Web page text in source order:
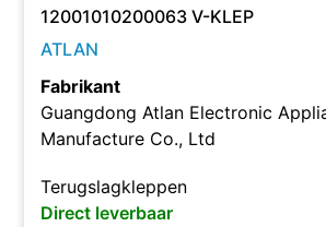
12001010200063 V-KLEP
ATLAN
Fabrikant
Guangdong Atlan Electronic
Manufacture Co., Ltd
Terugslagkleppen
Direct leverbaar